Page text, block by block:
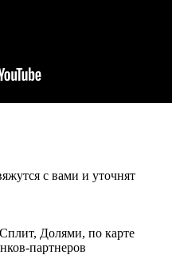
с вами и уточнят
Долями, по карте
партнеров